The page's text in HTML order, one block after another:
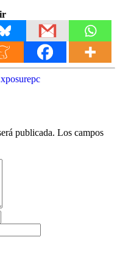
pc
publicada. Los campos